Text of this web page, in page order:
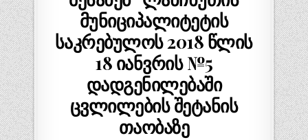
მუნიციპალიტეტის
საკრებულოს 2018 წლის
18 იანვრის №5
დადგენილებაში
ცვლილების შეტანის
თაობაზე